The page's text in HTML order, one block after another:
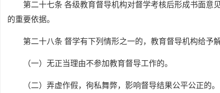
第二十七条 各级教育督导机构对督学考核后形成书面意
的重要依据。
第二十八条 督学有下列情形之一的，教育督导机构给予
（一）无正当理由不参加教育督导工作的。
（二）弄虚作假，徇私舞弊，影响督导结果公平公正的。